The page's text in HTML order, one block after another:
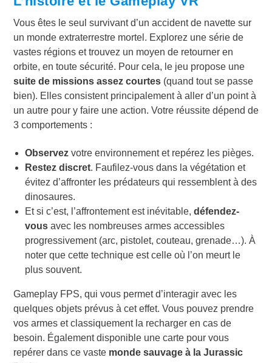
Vous êtes le seul survivant d’un accident de navette sur
un monde extraterrestre mortel. Explorez une série de
vastes régions et trouvez un moyen de retourner en
orbite, en toute sécurité. Pour cela, le jeu propose une
suite de missions assez courtes(quand tout se passe
bien). Elles consistent principalement à aller d’un point à
un autre pour y faire une action. Votre réussite dépend de
3 comportements :
Observez votre environnement et repérez les pièges.
Restez discret. Faufilez-vous dans la végétation et
évitez d’affronter les prédateurs qui ressemblent à des
dinosaures.
Et si c’est, l’affrontement est inévitable,défendez-
vous avec les nombreuses armes accessibles
progressivement (arc, pistolet, couteau, grenade…). À
noter que cette technique est celle où l’on meurt le
plus souvent.
Gameplay FPS, qui vous permet d’interagir avec les
quelques objets prévus à cet effet. Vous pouvez prendre
vos armes et classiquement la recharger en cas de
besoin. Également disponible une carte pour vous
repérer dans ce vaste monde sauvage à la Jurassic